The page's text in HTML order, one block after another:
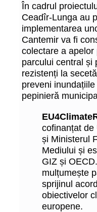
În cadrul
Ceadîr-Lunga au
implementarea
Cantemir va fi
colectare a
parcului central și
rezistenți la
preveni
pepinieră
cofinanțat de
și Ministerul
Mediului și
GIZ și
mulțumește
sprijinul
obiectivelor
europene.